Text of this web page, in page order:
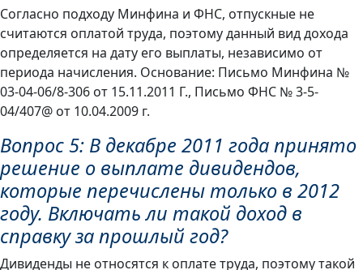
Согласно подходу Минфина и ФНС, отпускные не
считаются оплатой труда, поэтому данный вид дохода
определяется на дату его выплаты, независимо от
периода начисления. Основание: Письмо Минфина №
03-04-06/8-306 от 15.11.2011 Г., Письмо ФНС № 3-5-
04/407@ от 10.04.2009 г.
Вопрос 5: В декабре 2011 года принято
решение о выплате дивидендов,
которые перечислены только в 2012
году. Включать ли такой доход в
справку за прошлый год?
Дивиденды не относятся к оплате труда, поэтому такой